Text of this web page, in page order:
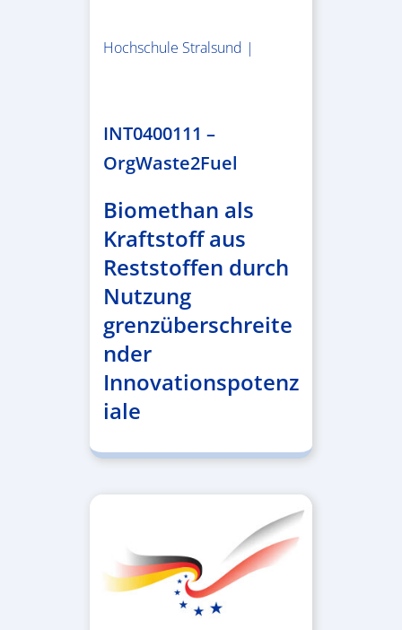
Hochschule Stralsund |
INT0400111 –
OrgWaste2Fuel
Biomethan als
Kraftstoff aus
Reststoffen durch
Nutzung
grenzüberschreite
nder
Innovationspotenz
iale